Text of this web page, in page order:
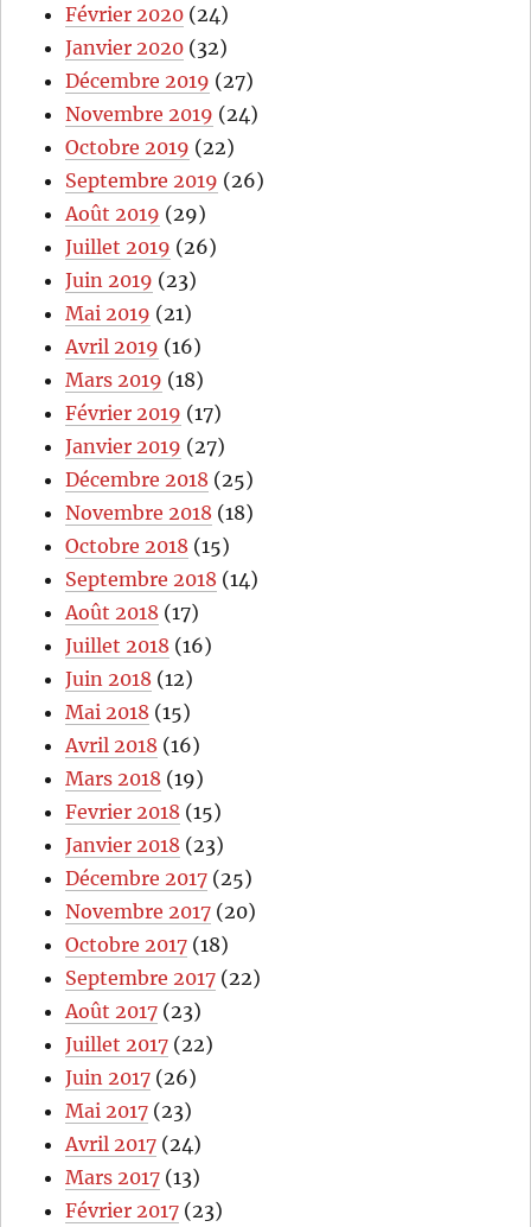
Février 2020 (24)
Janvier 2020 (32)
Décembre 2019 (27)
Novembre 2019 (24)
Octobre 2019 (22)
Septembre 2019 (26)
Août 2019 (29)
Juillet 2019 (26)
Juin 2019 (23)
Mai 2019 (21)
Avril 2019 (16)
Mars 2019 (18)
Février 2019 (17)
Janvier 2019 (27)
Décembre 2018 (25)
Novembre 2018 (18)
Octobre 2018 (15)
Septembre 2018 (14)
Août 2018 (17)
Juillet 2018 (16)
Juin 2018 (12)
Mai 2018 (15)
Avril 2018 (16)
Mars 2018 (19)
Fevrier 2018 (15)
Janvier 2018 (23)
Décembre 2017 (25)
Novembre 2017 (20)
Octobre 2017 (18)
Septembre 2017 (22)
Août 2017 (23)
Juillet 2017 (22)
Juin 2017 (26)
Mai 2017 (23)
Avril 2017 (24)
Mars 2017 (13)
Février 2017 (23)